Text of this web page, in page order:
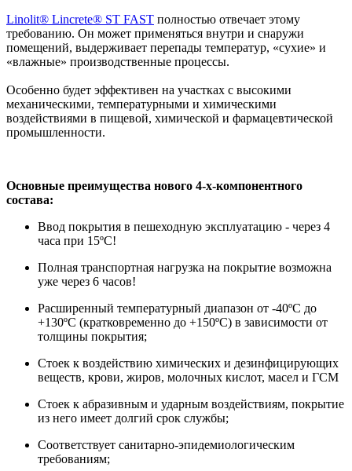
Linolit® Lincrete® ST FAST полностью отвечает этому
требованию. Он может применяться внутри и снаружи
помещений, выдерживает перепады температур, «сухие» и
«влажные» производственные процессы.
Особенно будет эффективен на участках с высокими
механическими, температурными и химическими
воздействиями в пищевой, химической и фармацевтической
промышленности.
Основные преимущества нового 4-х-компонентного
состава:
Ввод покрытия в пешеходную эксплуатацию - через 4
часа при 15ºC!
Полная транспортная нагрузка на покрытие возможна
уже через 6 часов!
Расширенный температурный диапазон от -40ºC до
+130ºC (кратковременно до +150ºC) в зависимости от
толщины покрытия;
Стоек к воздействию химических и дезинфицирующих
веществ, крови, жиров, молочных кислот, масел и ГСМ
Стоек к абразивным и ударным воздействиям, покрытие
из него имеет долгий срок службы;
Соответствует санитарно-эпидемиологическим
требованиям;